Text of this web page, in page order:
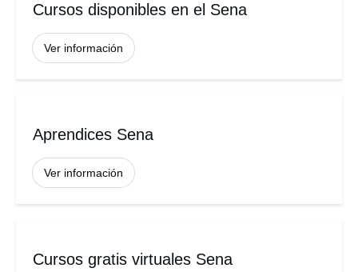
Cursos disponibles en el Sena
Ver información
Aprendices Sena
Ver información
Cursos gratis virtuales Sena